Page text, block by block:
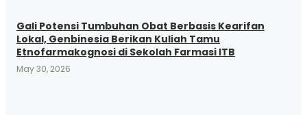
Gali Potensi Tumbuhan Obat Berbasis Kearifan
Lokal, Genbinesia Berikan Kuliah Tamu
Etnofarmakognosi di Sekolah Farmasi ITB
May 30, 2026